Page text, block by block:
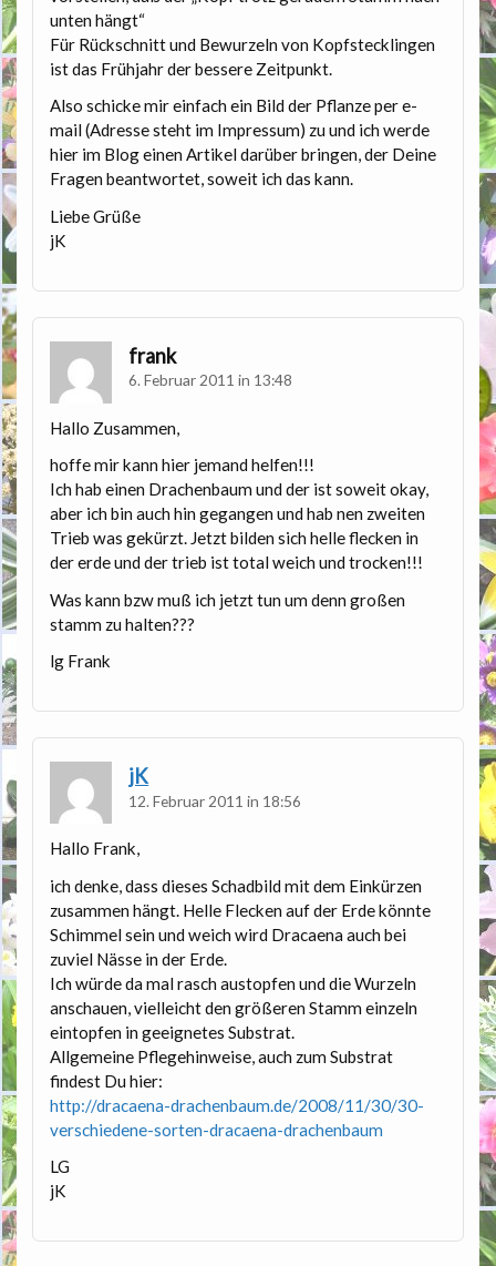
unten hängt“
Für Rückschnitt und Bewurzeln von Kopfstecklingen
ist das Frühjahr der bessere Zeitpunkt.
Also schicke mir einfach ein Bild der Pflanze per e-
mail (Adresse steht im Impressum) zu und ich werde
hier im Blog einen Artikel darüber bringen, der Deine
Fragen beantwortet, soweit ich das kann.
Liebe Grüße
jK
frank
6. Februar 2011 in 13:48
Hallo Zusammen,
hoffe mir kann hier jemand helfen!!!
Ich hab einen Drachenbaum und der ist soweit okay,
aber ich bin auch hin gegangen und hab nen zweiten
Trieb was gekürzt. Jetzt bilden sich helle flecken in
der erde und der trieb ist total weich und trocken!!!
Was kann bzw muß ich jetzt tun um denn großen
stamm zu halten???
lg Frank
jK
12. Februar 2011 in 18:56
Hallo Frank,
ich denke, dass dieses Schadbild mit dem Einkürzen
zusammen hängt. Helle Flecken auf der Erde könnte
Schimmel sein und weich wird Dracaena auch bei
zuviel Nässe in der Erde.
Ich würde da mal rasch austopfen und die Wurzeln
anschauen, vielleicht den größeren Stamm einzeln
eintopfen in geeignetes Substrat.
Allgemeine Pflegehinweise, auch zum Substrat
findest Du hier:
http://dracaena-drachenbaum.de/2008/11/30/30-
verschiedene-sorten-dracaena-drachenbaum
LG
jK